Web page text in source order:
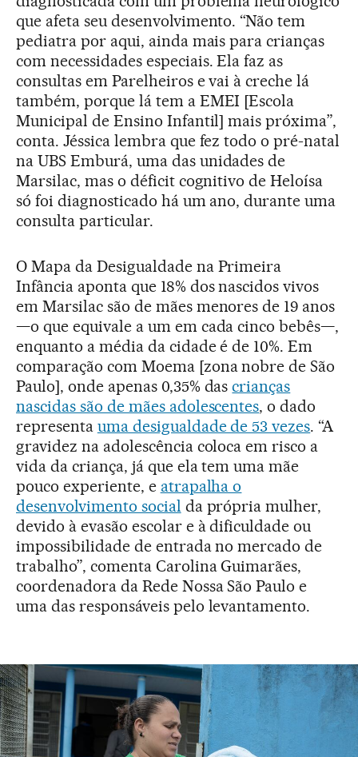
que afeta seu desenvolvimento. “Não tem
pediatra por aqui, ainda mais para crianças
com necessidades especiais. Ela faz as
consultas em Parelheiros e vai à creche lá
também, porque lá tem a EMEI [Escola
Municipal de Ensino Infantil] mais próxima”,
conta. Jéssica lembra que fez todo o pré-natal
na UBS Emburá, uma das unidades de
Marsilac, mas o déficit cognitivo de Heloísa
só foi diagnosticado há um ano, durante uma
consulta particular.
O Mapa da Desigualdade na Primeira
Infância aponta que 18% dos nascidos vivos
em Marsilac são de mães menores de 19 anos
—o que equivale a um em cada cinco bebês—,
enquanto a média da cidade é de 10%. Em
comparação com Moema [zona nobre de São
Paulo], onde apenas 0,35% dascrianças
nascidas são de mães adolescentes, o dado
representa uma desigualdade de 53 vezes. “A
gravidez na adolescência coloca em risco a
vida da criança, já que ela tem uma mãe
pouco experiente, e atrapalha o
desenvolvimento social da própria mulher,
devido à evasão escolar e à dificuldade ou
impossibilidade de entrada no mercado de
trabalho”, comenta Carolina Guimarães,
coordenadora da Rede Nossa São Paulo e
uma das responsáveis pelo levantamento.